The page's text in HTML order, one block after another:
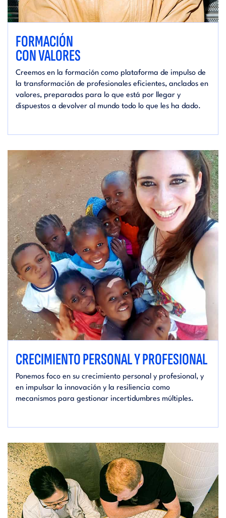
FORMACIÓN
CON VALORES
Creemos en la formación como plataforma de impulso de
la transformación de profesionales eficientes, anclados en
valores, preparados para lo que está por llegar y
dispuestos a devolver al mundo todo lo que les ha dado.
CRECIMIENTO PERSONAL Y PROFESIONAL
Ponemos foco en su crecimiento personal y profesional, y
en impulsar la innovación y la resiliencia como
mecanismos para gestionar incertidumbres múltiples.